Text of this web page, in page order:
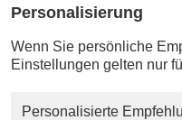
Personalisierung
Wenn Sie persönliche
Einstellungen gelten nur
Personalisierte